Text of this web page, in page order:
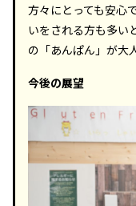
方々にとっても安心
いをされる方も多い
の「あんぱん」が大
今後の展望